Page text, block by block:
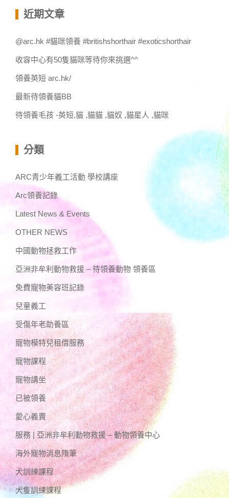
鍵 近期文章
@arc.hk #貓咪領養 #britishshorthair #exoticshorthair
收容中心有50隻貓咪等待你來挑選^^
領養英短 arc.hk/
最新待領養貓BB
待領養毛孩 -英短,貓 ,貓貓 ,貓奴 ,貓星人 ,貓咪
分類
ARC青少年義工活動 學校講座
Arc領養記錄
Latest News & Events
OTHER NEWS
中國動物拯救工作
亞洲非牟利動物救援 – 待領養動物 領養區
免費寵物美容班記錄
兒童義工
受傷年老助養區
寵物模特兒租借服務
寵物課程
寵物講坐
已被領養
愛心義賣
服務 | 亞洲非牟利動物救援 – 動物領養中心
海外寵物消息隋筆
犬訓練課程
犬隻訓練課程